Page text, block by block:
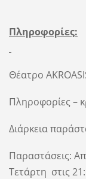
Πληροφορίες:
Θέατρο
Πληροφορίες –
Διάρκεια
Παραστάσεις:
Τετάρτη στις